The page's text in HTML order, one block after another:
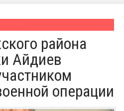
района
Айдиев
операции